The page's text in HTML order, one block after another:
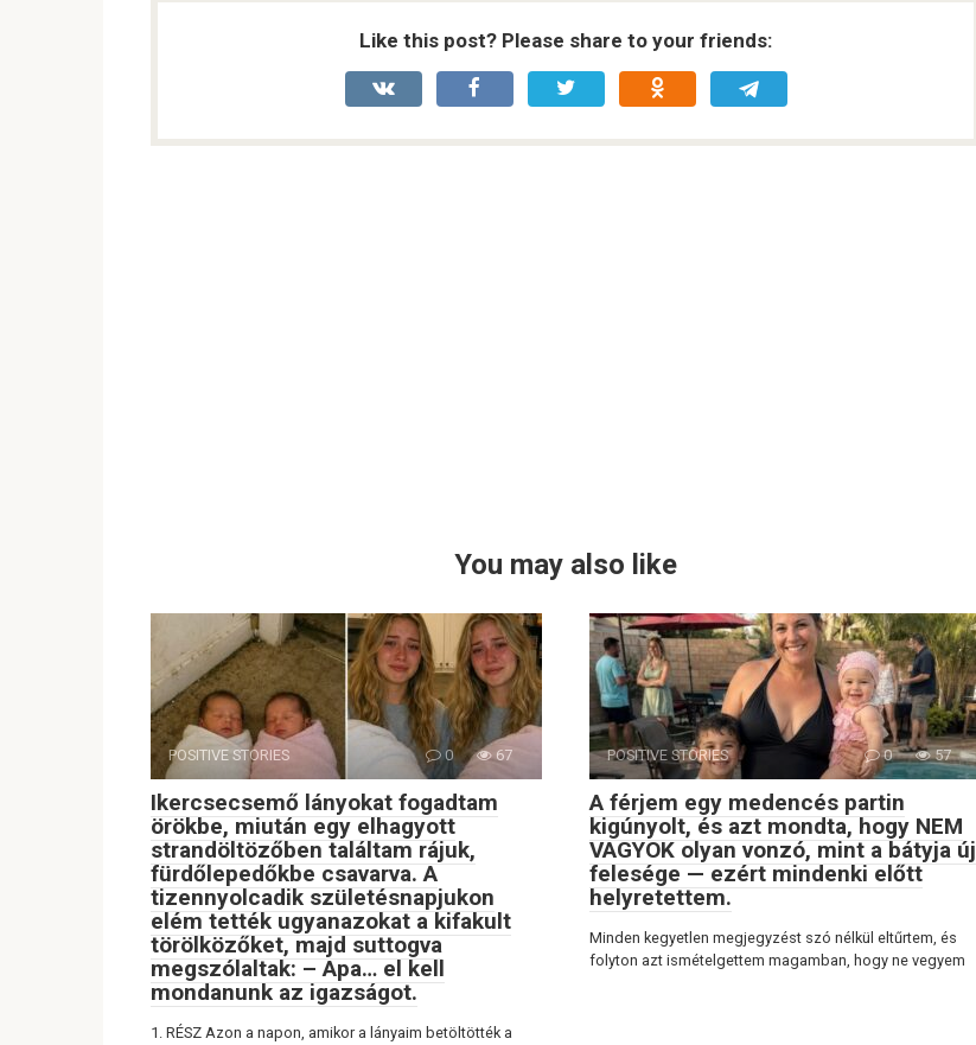
Like this post? Please share to your friends:
You may also like
POSITIVE STORIES 0 67
Ikercsecsemő lányokat fogadtam
örökbe, miután egy elhagyott
strandöltözőben találtam rájuk,
fürdőlepedőkbe csavarva. A
tizennyolcadik születésnapjukon
elém tették ugyanazokat a kifakult
törölközőket, majd suttogva
megszólaltak: – Apa… el kell
mondanunk az igazságot.
1. RÉSZ Azon a napon, amikor a lányaim betöltötték a
POSITIVE STORIES 0 57
A férjem egy medencés partin
kigúnyolt, és azt mondta, hogy NEM
VAGYOK olyan vonzó, mint a bátyja új
felesége — ezért mindenki előtt
helyretettem.
Minden kegyetlen megjegyzést szó nélkül eltűrtem, és
folyton azt ismételgettem magamban, hogy ne vegyem